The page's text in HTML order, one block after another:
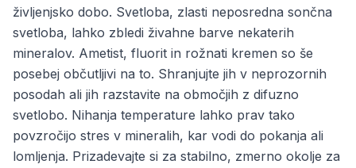
življenjsko dobo. Svetloba, zlasti neposredna sončna
svetloba, lahko zbledi živahne barve nekaterih
mineralov. Ametist, fluorit in rožnati kremen so še
posebej občutljivi na to. Shranjujte jih v neprozornih
posodah ali jih razstavite na območjih z difuzno
svetlobo. Nihanja temperature lahko prav tako
povzročijo stres v mineralih, kar vodi do pokanja ali
lomljenja. Prizadevajte si za stabilno, zmerno okolje za